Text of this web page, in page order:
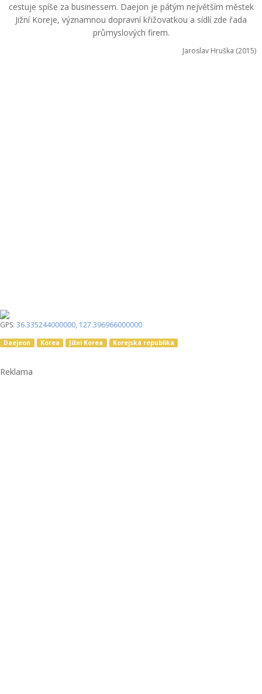
cestuje spíše za businessem. Daejon je pátým největším městek
Jižní Koreje, významnou dopravní křižovatkou a sídlí zde řada
průmyslových firem.
Jaroslav Hruška (2015)
GPS: 36.335244000000, 127.396966000000
Daejeon Korea Jižní Korea Korejská republika
Reklama